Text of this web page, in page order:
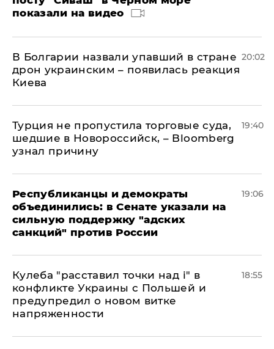
показали на видео
В Болгарии назвали упавший в стране
дрон украинским – появилась реакция
Киева
20:02
Турция не пропустила торговые суда,
шедшие в Новороссийск, – Bloomberg
узнал причину
19:40
Республиканцы и демократы
объединились: в Сенате указали на
сильную поддержку "адских
санкций" против России
19:06
Кулеба "расставил точки над і" в
конфликте Украины с Польшей и
предупредил о новом витке
напряженности
18:55